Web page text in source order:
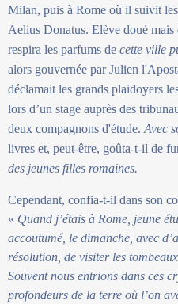
Milan, puis à Rome où il suivit
Aelius Donatus. Elève doué
respira les parfums de cette ville
alors gouvernée par Julien
déclamait les grands plaidoyers
lors d’un stage auprès des
deux compagnons d'étude. Avec
livres et, peut-être, goûta-t-il de
des jeunes filles romaines.
Cependant, confia-t-il dans son
« Quand j’étais à Rome, jeune
accoutumé, le dimanche, avec
résolution, de visiter les
Souvent nous entrions dans ces
profondeurs de la terre où l’on